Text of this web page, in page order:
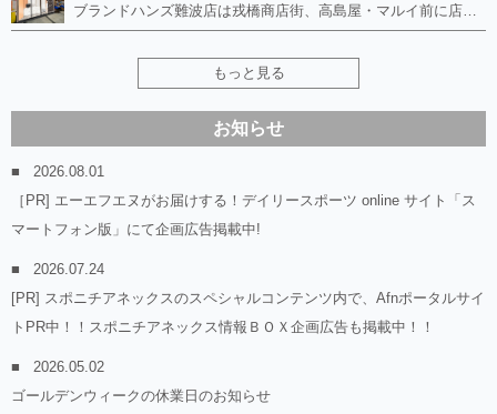
ブランドハンズ難波店は戎橋商店街、高島屋・マルイ前に店舗があります！ ボロボロのルイヴィトン、エルメス、シャネルも高価買取！！ ぼろぼろのものでもブランドハンズなら高くお買取り致します！ ブランド香水や化粧品、動かない時計、ロレックスは特に高価買取です。 貴金属や宝石、ダイヤモンドの鑑定書がないものでもしっかり見させて頂きます。 是非お気軽にお越しください。
もっと見る
お知らせ
2026.08.01
［PR] エーエフエヌがお届けする！デイリースポーツ online サイト「ス
マートフォン版」にて企画広告掲載中!
2026.07.24
[PR] スポニチアネックスのスペシャルコンテンツ内で、Afnポータルサイ
トPR中！！スポニチアネックス情報ＢＯＸ企画広告も掲載中！！
2026.05.02
ゴールデンウィークの休業日のお知らせ